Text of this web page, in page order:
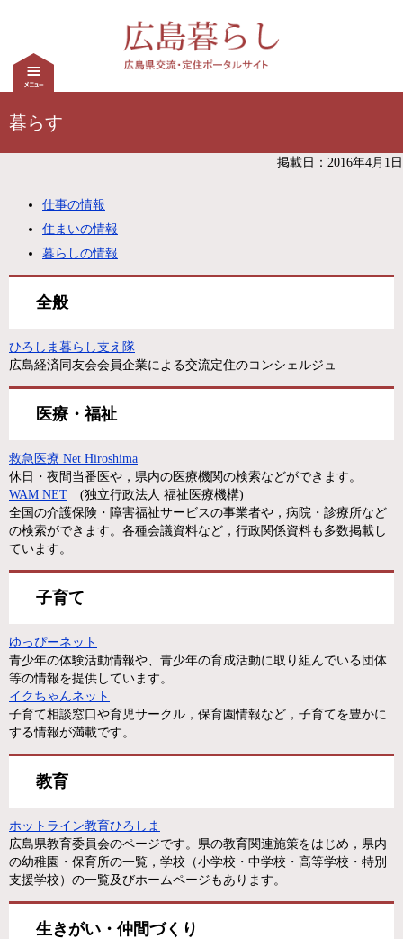
暮らす
掲載日：2016年4月1日
仕事の情報
住まいの情報
暮らしの情報
全般
ひろしま暮らし支え隊
広島経済同友会会員企業による交流定住のコンシェルジュ
医療・福祉
救急医療 Net Hiroshima
休日・夜間当番医や，県内の医療機関の検索などができます。
WAM NET (独立行政法人 福祉医療機構)
全国の介護保険・障害福祉サービスの事業者や，病院・診療所など
の検索ができます。各種会議資料など，行政関係資料も多数掲載し
ています。
子育て
ゆっぴーネット
青少年の体験活動情報や、青少年の育成活動に取り組んでいる団体
等の情報を提供しています。
イクちゃんネット
子育て相談窓口や育児サークル，保育園情報など，子育てを豊かに
する情報が満載です。
教育
ホットライン教育ひろしま
広島県教育委員会のページです。県の教育関連施策をはじめ，県内
の幼稚園・保育所の一覧，学校（小学校・中学校・高等学校・特別
支援学校）の一覧及びホームページもあります。
生きがい・仲間づくり